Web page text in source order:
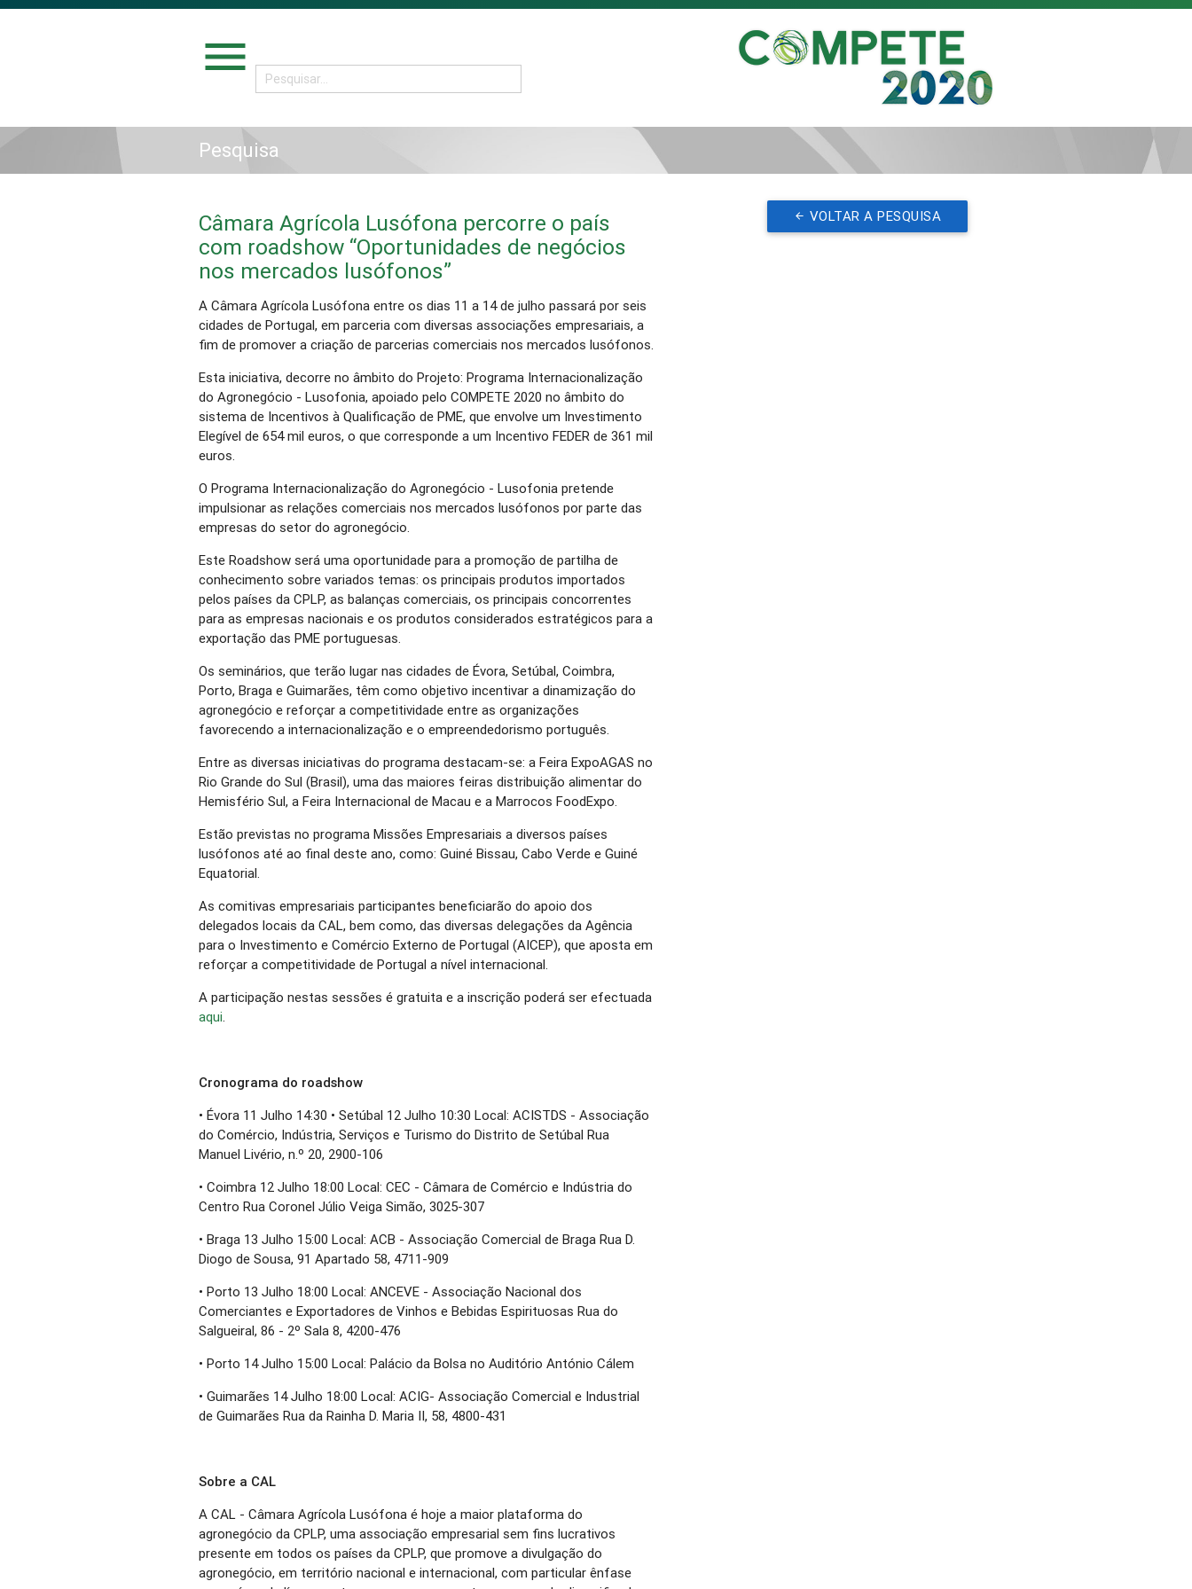
menu
Pesquisa
Câmara Agrícola Lusófona percorre o país
com roadshow “Oportunidades de negócios
nos mercados lusófonos”
A Câmara Agrícola Lusófona entre os dias 11 a 14 de julho passará por seis
cidades de Portugal, em parceria com diversas associações empresariais, a
fim de promover a criação de parcerias comerciais nos mercados lusófonos.
Esta iniciativa, decorre no âmbito do Projeto: Programa Internacionalização
do Agronegócio - Lusofonia, apoiado pelo COMPETE 2020 no âmbito do
sistema de Incentivos à Qualificação de PME, que envolve um Investimento
Elegível de 654 mil euros, o que corresponde a um Incentivo FEDER de 361 mil
euros.
O Programa Internacionalização do Agronegócio - Lusofonia pretende
impulsionar as relações comerciais nos mercados lusófonos por parte das
empresas do setor do agronegócio.
Este Roadshow será uma oportunidade para a promoção de partilha de
conhecimento sobre variados temas: os principais produtos importados
pelos países da CPLP, as balanças comerciais, os principais concorrentes
para as empresas nacionais e os produtos considerados estratégicos para a
exportação das PME portuguesas.
Os seminários, que terão lugar nas cidades de Évora, Setúbal, Coimbra,
Porto, Braga e Guimarães, têm como objetivo incentivar a dinamização do
agronegócio e reforçar a competitividade entre as organizações
favorecendo a internacionalização e o empreendedorismo português.
Entre as diversas iniciativas do programa destacam-se: a Feira ExpoAGAS no
Rio Grande do Sul (Brasil), uma das maiores feiras distribuição alimentar do
Hemisfério Sul, a Feira Internacional de Macau e a Marrocos FoodExpo.
Estão previstas no programa Missões Empresariais a diversos países
lusófonos até ao final deste ano, como: Guiné Bissau, Cabo Verde e Guiné
Equatorial.
As comitivas empresariais participantes beneficiarão do apoio dos
delegados locais da CAL, bem como, das diversas delegações da Agência
para o Investimento e Comércio Externo de Portugal (AICEP), que aposta em
reforçar a competitividade de Portugal a nível internacional.
A participação nestas sessões é gratuita e a inscrição poderá ser efectuada
aqui.
Cronograma do roadshow
• Évora 11 Julho 14:30 • Setúbal 12 Julho 10:30 Local: ACISTDS - Associação
do Comércio, Indústria, Serviços e Turismo do Distrito de Setúbal Rua
Manuel Livério, n.º 20, 2900-106
• Coimbra 12 Julho 18:00 Local: CEC - Câmara de Comércio e Indústria do
Centro Rua Coronel Júlio Veiga Simão, 3025-307
• Braga 13 Julho 15:00 Local: ACB - Associação Comercial de Braga Rua D.
Diogo de Sousa, 91 Apartado 58, 4711-909
• Porto 13 Julho 18:00 Local: ANCEVE - Associação Nacional dos
Comerciantes e Exportadores de Vinhos e Bebidas Espirituosas Rua do
Salgueiral, 86 - 2º Sala 8, 4200-476
• Porto 14 Julho 15:00 Local: Palácio da Bolsa no Auditório António Cálem
• Guimarães 14 Julho 18:00 Local: ACIG- Associação Comercial e Industrial
de Guimarães Rua da Rainha D. Maria II, 58, 4800-431
Sobre a CAL
A CAL - Câmara Agrícola Lusófona é hoje a maior plataforma do
agronegócio da CPLP, uma associação empresarial sem fins lucrativos
presente em todos os países da CPLP, que promove a divulgação do
agronegócio, em território nacional e internacional, com particular ênfase
VOLTAR A PESQUISA